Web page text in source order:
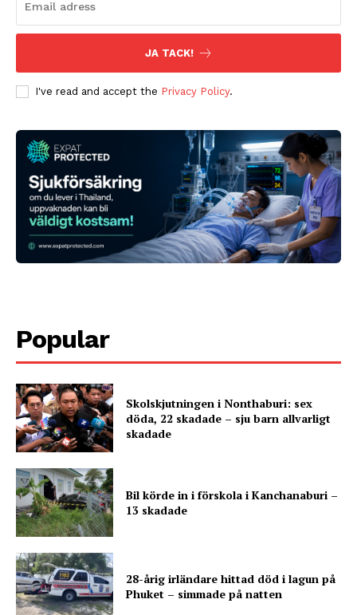
JA TACK!
I've read and accept the Privacy Policy.
Popular
Skolskjutningen i Nonthaburi: sex
döda, 22 skadade – sju barn allvarligt
skadade
Bil körde in i förskola i Kanchanaburi –
13 skadade
28-årig irländare hittad död i lagun på
Phuket – simmade på natten